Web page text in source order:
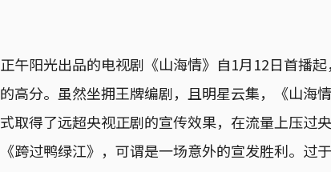
正午阳光出品的电视剧《山海情》自1月12日首播
的高分。虽然坐拥王牌编剧，且明星云集，《山海
式取得了远超央视正剧的宣传效果，在流量上压过
《跨过鸭绿江》，可谓是一场意外的宣发胜利。